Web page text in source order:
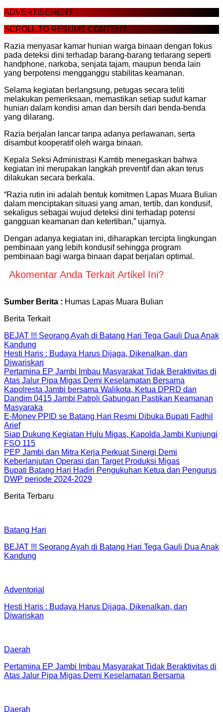
ADVERTISEMENT
SCROLL TO RESUME CONTENT
Razia menyasar kamar hunian warga binaan dengan fokus
pada deteksi dini terhadap barang-barang terlarang seperti
handphone, narkoba, senjata tajam, maupun benda lain
yang berpotensi mengganggu stabilitas keamanan.
Selama kegiatan berlangsung, petugas secara teliti
melakukan pemeriksaan, memastikan setiap sudut kamar
hunian dalam kondisi aman dan bersih dari benda-benda
yang dilarang.
Razia berjalan lancar tanpa adanya perlawanan, serta
disambut kooperatif oleh warga binaan.
Kepala Seksi Administrasi Kamtib menegaskan bahwa
kegiatan ini merupakan langkah preventif dan akan terus
dilakukan secara berkala.
“Razia rutin ini adalah bentuk komitmen Lapas Muara Bulian
dalam menciptakan situasi yang aman, tertib, dan kondusif,
sekaligus sebagai wujud deteksi dini terhadap potensi
gangguan keamanan dan ketertiban,” ujarnya.
Dengan adanya kegiatan ini, diharapkan tercipta lingkungan
pembinaan yang lebih kondusif sehingga program
pembinaan bagi warga binaan dapat berjalan optimal.
Akomentar Anda Terkait Artikel Ini?
Sumber Berita : Humas Lapas Muara Bulian
Berita Terkait
BEJAT !!! Seorang Ayah di Batang Hari Tega Gauli Dua Anak
Kandung
Hesti Haris : Budaya Harus Dijaga, Dikenalkan, dan
Diwariskan
Pertamina EP Jambi Imbau Masyarakat Tidak Beraktivitas di
Atas Jalur Pipa Migas Demi Keselamatan Bersama
Kapolresta Jambi bersama Walikota, Ketua DPRD dan
Dandim 0415 Jambi Patroli Gabungan Pastikan Keamanan
Masyaraka
E-Monev PPID se Batang Hari Resmi Dibuka Bupati Fadhil
Arief
Siap Dukung Kegiatan Hulu Migas, Kapolda Jambi Kunjungi
FSO 115
PEP Jambi dan Mitra Kerja Perkuat Sinergi Demi
Keberlanjutan Operasi dan Target Produksi Migas
Bupati Batang Hari Hadiri Pengukuhan Ketua dan Pengurus
DWP periode 2024-2029
Berita Terbaru
Batang Hari
BEJAT !!! Seorang Ayah di Batang Hari Tega Gauli Dua Anak
Kandung
Adventorial
Hesti Haris : Budaya Harus Dijaga, Dikenalkan, dan
Diwariskan
Daerah
Pertamina EP Jambi Imbau Masyarakat Tidak Beraktivitas di
Atas Jalur Pipa Migas Demi Keselamatan Bersama
Daerah